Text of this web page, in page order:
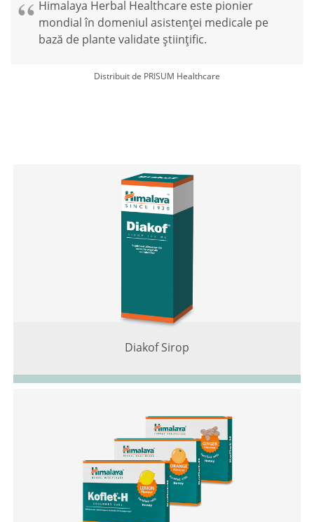
Himalaya Herbal Healthcare este pionier
mondial în domeniul asistenței medicale pe
bază de plante validate științific.
Distribuit de PRISUM Healthcare
Diakof Sirop